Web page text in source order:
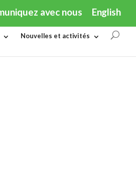
avec nous English
Nouvelles et activités